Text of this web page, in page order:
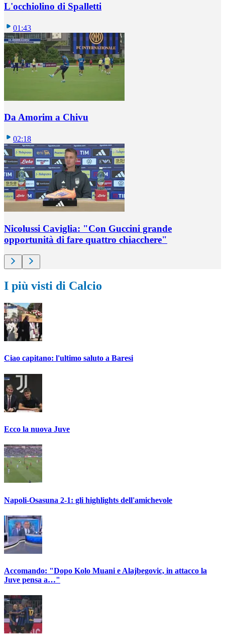
L'occhiolino di Spalletti
01:43
Da Amorim a Chivu
02:18
Nicolussi Caviglia: "Con Guccini grande
opportunità di fare quattro chiacchere"
I più visti di Calcio
Ciao capitano: l'ultimo saluto a Baresi
Ecco la nuova Juve
Napoli-Osasuna 2-1: gli highlights dell'amichevole
Accomando: "Dopo Kolo Muani e Alajbegovic, in attacco la
Juve pensa a…"